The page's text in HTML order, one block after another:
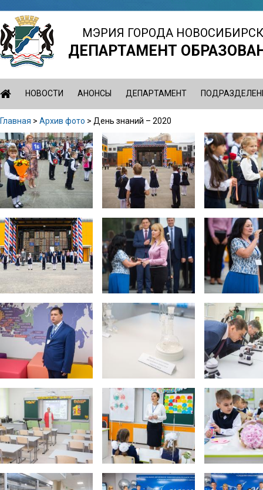
Jump
to
navigation
МЭРИЯ ГОРОДА
ДЕПАРТАМЕНТ
НОВОСТИ АНОНСЫ ДЕПАРТАМЕНТ
Вы
здесь
Главная > Архив фото > День знаний – 2020
Back
to
top